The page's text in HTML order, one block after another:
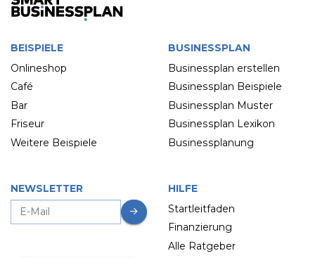
BEISPIELE
Onlineshop
Café
Bar
Friseur
Weitere Beispiele
BUSINESSPLAN
Businessplan erstellen
Businessplan Beispiele
Businessplan Muster
Businessplan Lexikon
Businessplanung
NEWSLETTER
HILFE
Startleitfaden
Finanzierung
Alle Ratgeber